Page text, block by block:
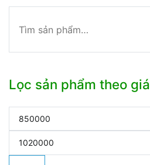
kiếm:
Lọc sản phẩm theo giá
Giá
thiểu
Giá
tối